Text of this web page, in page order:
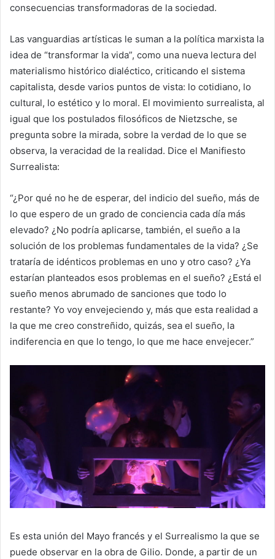
consecuencias transformadoras de la sociedad.
Las vanguardias artísticas le suman a la política marxista la
idea de “transformar la vida”, como una nueva lectura del
materialismo histórico dialéctico, criticando el sistema
capitalista, desde varios puntos de vista: lo cotidiano, lo
cultural, lo estético y lo moral. El movimiento surrealista, al
igual que los postulados filosóficos de Nietzsche, se
pregunta sobre la mirada, sobre la verdad de lo que se
observa, la veracidad de la realidad. Dice el Manifiesto
Surrealista:
“¿Por qué no he de esperar, del indicio del sueño, más de
lo que espero de un grado de conciencia cada día más
elevado? ¿No podría aplicarse, también, el sueño a la
solución de los problemas fundamentales de la vida? ¿Se
trataría de idénticos problemas en uno y otro caso? ¿Ya
estarían planteados esos problemas en el sueño? ¿Está el
sueño menos abrumado de sanciones que todo lo
restante? Yo voy envejeciendo y, más que esta realidad a
la que me creo constreñido, quizás, sea el sueño, la
indiferencia en que lo tengo, lo que me hace envejecer.”
Es esta unión del Mayo francés y el Surrealismo la que se
puede observar en la obra de Gilio. Donde, a partir de un